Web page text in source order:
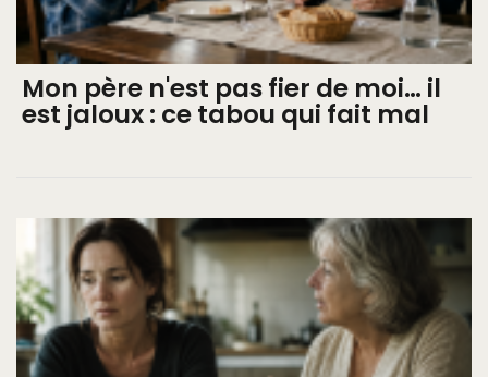
Mon père n'est pas fier de moi… il
est jaloux : ce tabou qui fait mal